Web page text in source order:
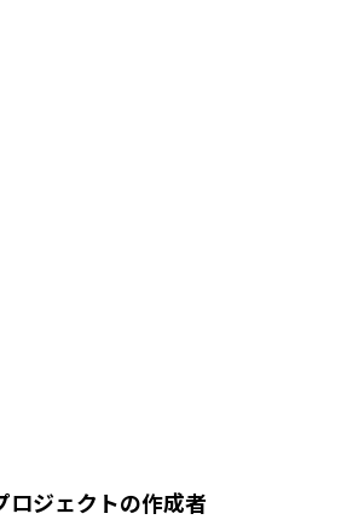
ロジェクトの作成者